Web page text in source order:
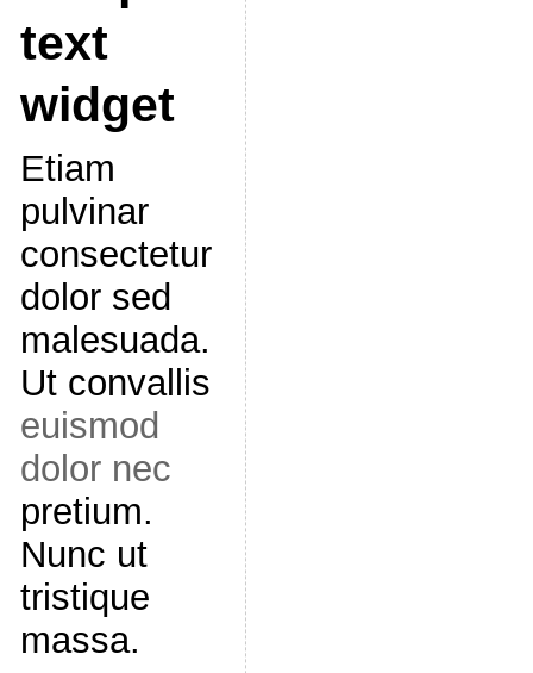
text
widget
Etiam
pulvinar
consectetur
dolor sed
malesuada.
Ut convallis
euismod
dolor nec
pretium.
Nunc ut
tristique
massa.